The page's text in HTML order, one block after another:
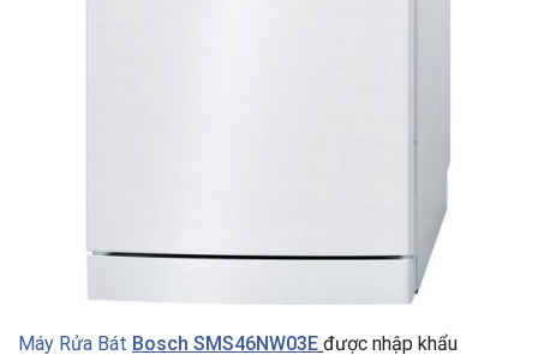
Máy Rửa Bát Bosch SMS46NW03E được nhập khẩu